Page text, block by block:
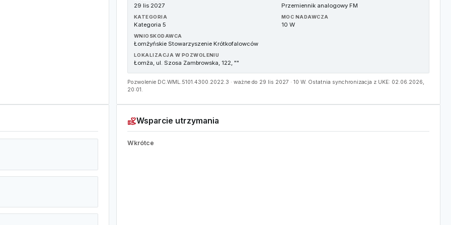
29 lis 2027 Przemiennik analogowy FM
KATEGORIA
Kategoria 5
MOC NADAWCZA
10 W
WNIOSKODAWCA
Łomżyńskie Stowarzyszenie Krótkofalowców
LOKALIZACJA W POZWOLENIU
Łomża, ul. Szosa Zambrowska, 122, ""
Pozwolenie DC.WML.5101.4300.2022.3 · ważne do 29 lis 2027 · 10 W. Ostatnia synchronizacja z UKE: 02.06.2026,
20:01.
volunteer_activismWsparcie utrzymania
Wkrótce